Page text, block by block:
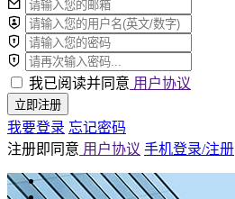
我已阅读并同意 用户协议
立即注册
我要登录 忘记密码
注册即同意 用户协议 手机登录/注册